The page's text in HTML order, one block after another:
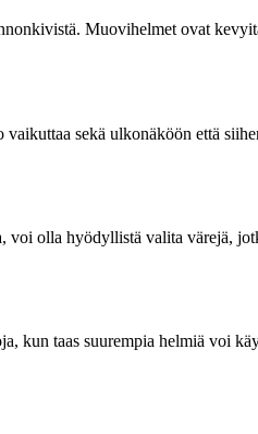
Muovihelmet ovat
sekä ulkonäköön että
olla hyödyllistä valita värejä,
taas suurempia helmiä voi